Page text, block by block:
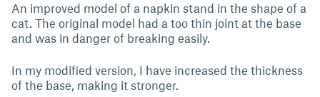
An improved model of a napkin stand in the shape of a
cat. The original model had a too thin joint at the base
and was in danger of breaking easily.
In my modified version, I have increased the thickness
of the base, making it stronger.